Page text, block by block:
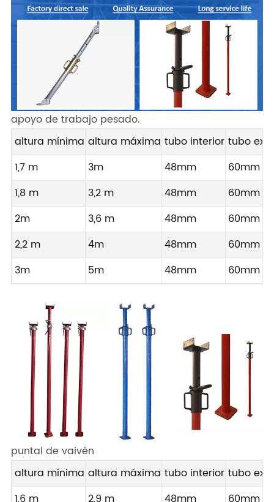
apoyo de trabajo pesado.
altura mínima altura máxima tubo interior tubo
1,7 m
3m 48mm
60mm
1,8 m
3,2 m 48mm
60mm
2m
3,6 m 48mm
60mm
2,2 m
4m 48mm
60mm
3m
5m 48mm 60mm
puntal de vaivén
altura mínima altura máxima tubo interior tubo